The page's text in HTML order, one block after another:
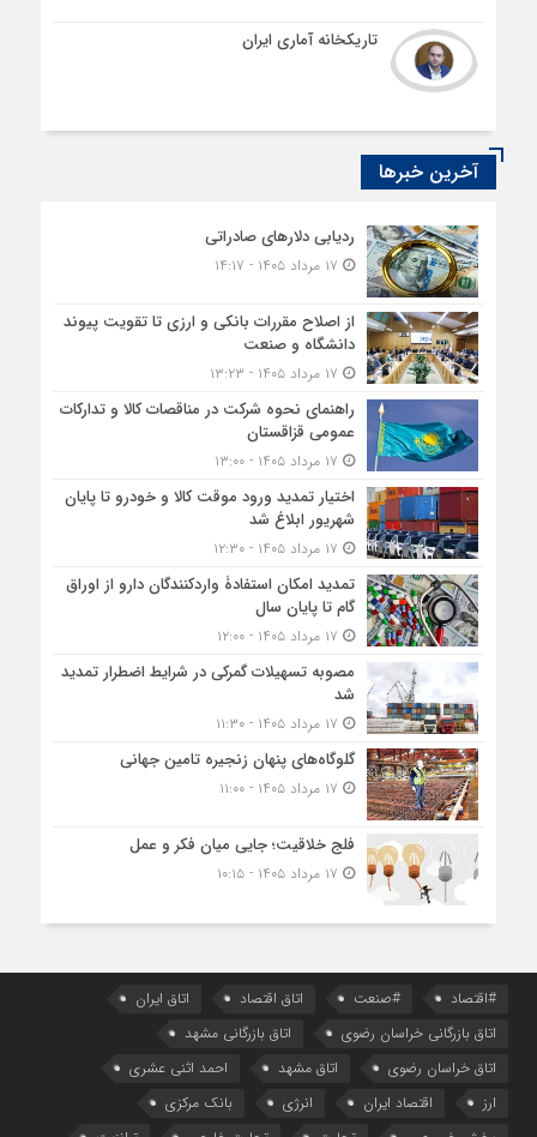
تاریکخانه آماری ایران
آخرین خبرها
ردیابی دلارهای صادراتی
از اصلاح مقررات بانکی و ارزی تا تقویت پیوند
دانشگاه و صنعت
راهنمای نحوه شرکت در مناقصات کالا و تدارکات
عمومی قزاقستان
اختیار تمدید ورود موقت کالا و خودرو تا پایان
شهریور ابلاغ شد
تمدید امکان استفادۀ واردکنندگان دارو از اوراق
گام تا پایان سال
مصوبه تسهیلات گمرکی در شرایط اضطرار تمدید
شد
گلوگاه‌های پنهان زنجیره تامین جهانی
فلج خلاقیت؛ جایی میان فکر و عمل
#اقتصاد #صنعت اتاق اقتصاد
اتاق ایران
اتاق بازرگانی خراسان رضوی
اتاق بازرگانی مشهد
اتاق خراسان رضوی
اتاق مشهد
احمد اثنی عشری
ارز
اقتصاد ایران انرژی
بانک مرکزی